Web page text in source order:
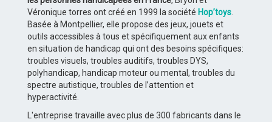
Véronique torres ont créé en 1999 la société Hop’toys
Basée à Montpellier, elle propose des jeux, jouets et
outils accessibles à tous et spécifiquement aux enfants
en situation de handicap qui ont des besoins spécifiques:
troubles visuels, troubles auditifs, troubles DYS,
polyhandicap, handicap moteur ou mental, troubles du
spectre autistique, troubles de l’attention et
hyperactivité.
L'entreprise travaille avec plus de 300 fabricants dans le